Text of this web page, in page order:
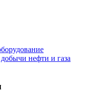
нефти и газа